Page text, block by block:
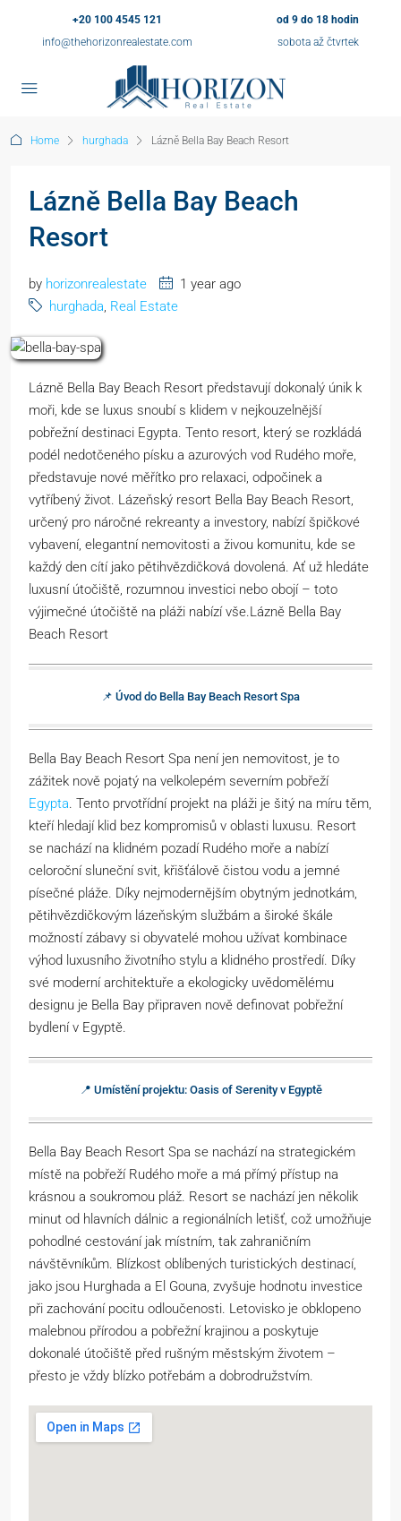
+20 100 4545 121
info@thehorizonrealestate.com
od 9 do 18 hodin
sobota až čtvrtek
Home hurghada Lázně Bella Bay Beach Resort
Lázně Bella Bay Beach
Resort
by horizonrealestate
1 year ago
hurghada, Real Estate
Lázně Bella Bay Beach Resort představují dokonalý únik k
moři, kde se luxus snoubí s klidem v nejkouzelnější
pobřežní destinaci Egypta. Tento resort, který se rozkládá
podél nedotčeného písku a azurových vod Rudého moře,
představuje nové měřítko pro relaxaci, odpočinek a
vytříbený život. Lázeňský resort Bella Bay Beach Resort,
určený pro náročné rekreanty a investory, nabízí špičkové
vybavení, elegantní nemovitosti a živou komunitu, kde se
každý den cítí jako pětihvězdičková dovolená. Ať už hledáte
luxusní útočiště, rozumnou investici nebo obojí – toto
výjimečné útočiště na pláži nabízí vše.Lázně Bella Bay
Beach Resort
📌 Úvod do Bella Bay Beach Resort Spa
Bella Bay Beach Resort Spa není jen nemovitost, je to
zážitek nově pojatý na velkolepém severním pobřeží
Egypta . Tento prvotřídní projekt na pláži je šitý na míru těm,
kteří hledají klid bez kompromisů v oblasti luxusu. Resort
se nachází na klidném pozadí Rudého moře a nabízí
celoroční sluneční svit, křišťálově čistou vodu a jemné
písečné pláže. Díky nejmodernějším obytným jednotkám,
pětihvězdičkovým lázeňským službám a široké škále
možností zábavy si obyvatelé mohou užívat kombinace
výhod luxusního životního stylu a klidného prostředí. Díky
své moderní architektuře a ekologicky uvědomělému
designu je Bella Bay připraven nově definovat pobřežní
bydlení v Egyptě.
📍 Umístění projektu: Oasis of Serenity v Egyptě
Bella Bay Beach Resort Spa se nachází na strategickém
místě na pobřeží Rudého moře a má přímý přístup na
krásnou a soukromou pláž. Resort se nachází jen několik
minut od hlavních dálnic a regionálních letišť, což umožňuje
pohodlné cestování jak místním, tak zahraničním
návštěvníkům. Blízkost oblíbených turistických destinací,
jako jsou Hurghada a El Gouna, zvyšuje hodnotu investice
při zachování pocitu odloučenosti. Letovisko je obklopeno
malebnou přírodou a pobřežní krajinou a poskytuje
dokonalé útočiště před rušným městským životem –
přesto je vždy blízko potřebám a dobrodružstvím.